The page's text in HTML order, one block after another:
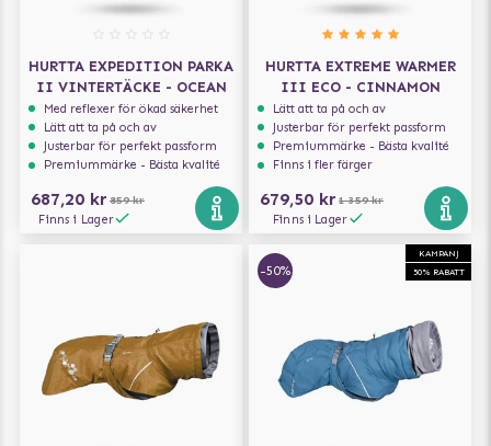
HURTTA EXPEDITION PARKA
II VINTERTÄCKE - OCEAN
Med reflexer för ökad säkerhet
Lätt att ta på och av
Justerbar för perfekt passform
Premiummärke - Bästa kvalité
687,20 kr 859 kr
Finns i Lager
HURTTA EXTREME WARMER
III ECO - CINNAMON
Lätt att ta på och av
Justerbar för perfekt passform
Premiummärke - Bästa kvalité
Finns i fler färger
679,50 kr 1 359 kr
Finns i Lager
KAMPANJ
50% RABATT
-50%